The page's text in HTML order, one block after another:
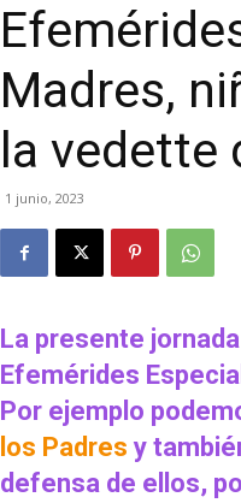
Madres,
la vedette
1 junio, 2023
La presente
Efemérides
Por ejemplo
los Padres y
defensa de ellos,